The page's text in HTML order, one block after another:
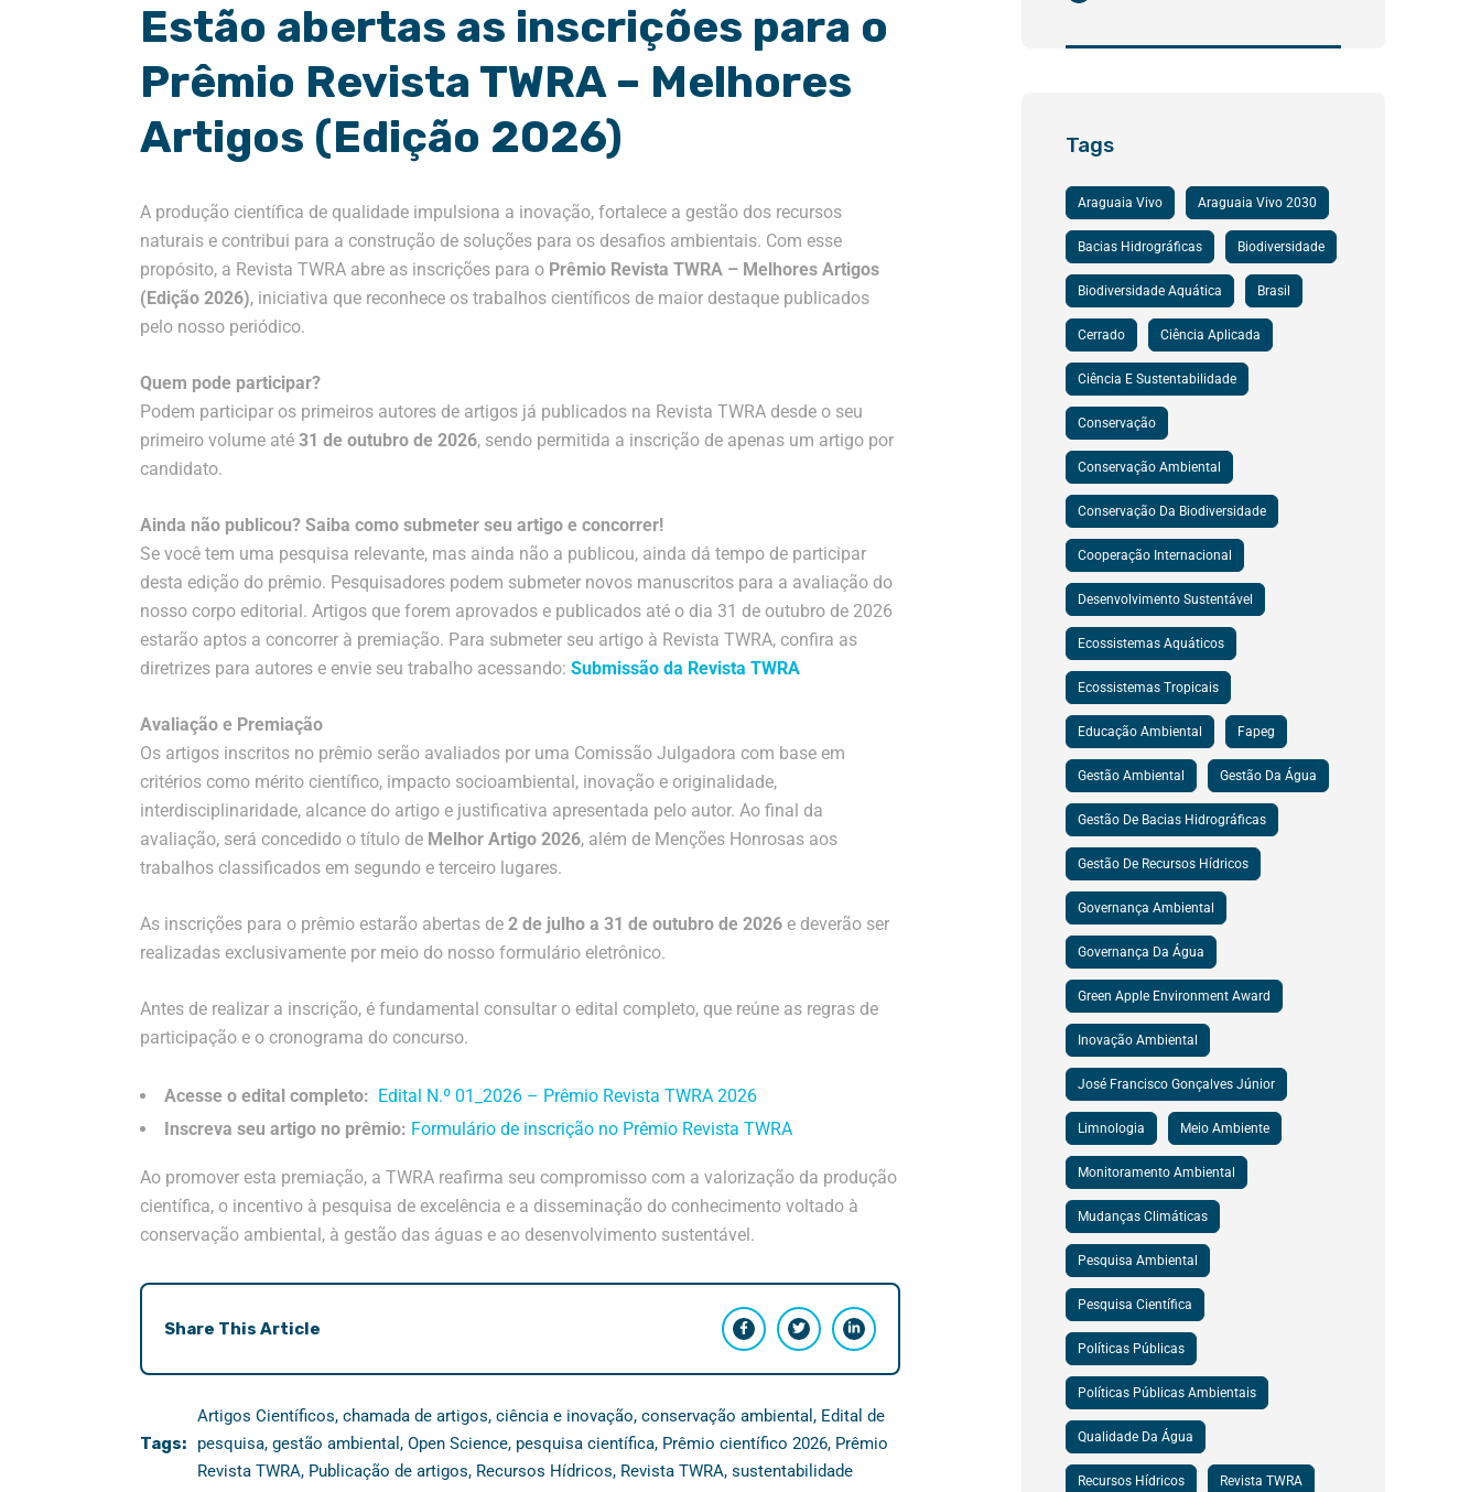
Estão abertas as inscrições para o
Prêmio Revista TWRA – Melhores
Artigos (Edição 2026)
A produção científica de qualidade impulsiona a inovação, fortalece a gestão dos recursos
naturais e contribui para a construção de soluções para os desafios ambientais. Com esse
propósito, a Revista TWRA abre as inscrições para o Prêmio Revista TWRA – Melhores Artigos
(Edição 2026), iniciativa que reconhece os trabalhos científicos de maior destaque publicados
pelo nosso periódico.
Quem pode participar?
Podem participar os primeiros autores de artigos já publicados na Revista TWRA desde o seu
primeiro volume até 31 de outubro de 2026, sendo permitida a inscrição de apenas um artigo por
candidato.
Ainda não publicou? Saiba como submeter seu artigo e concorrer!
Se você tem uma pesquisa relevante, mas ainda não a publicou, ainda dá tempo de participar
desta edição do prêmio. Pesquisadores podem submeter novos manuscritos para a avaliação do
nosso corpo editorial. Artigos que forem aprovados e publicados até o dia 31 de outubro de 2026
estarão aptos a concorrer à premiação. Para submeter seu artigo à Revista TWRA, confira as
diretrizes para autores e envie seu trabalho acessando: Submissão da Revista TWRA
Avaliação e Premiação
Os artigos inscritos no prêmio serão avaliados por uma Comissão Julgadora com base em
critérios como mérito científico, impacto socioambiental, inovação e originalidade,
interdisciplinaridade, alcance do artigo e justificativa apresentada pelo autor. Ao final da
avaliação, será concedido o título de Melhor Artigo 2026, além de Menções Honrosas aos
trabalhos classificados em segundo e terceiro lugares.
As inscrições para o prêmio estarão abertas de 2 de julho a 31 de outubro de 2026 e deverão ser
realizadas exclusivamente por meio do nosso formulário eletrônico.
Antes de realizar a inscrição, é fundamental consultar o edital completo, que reúne as regras de
participação e o cronograma do concurso.
Acesse o edital completo: Edital N.º 01_2026 – Prêmio Revista TWRA 2026
Inscreva seu artigo no prêmio: Formulário de inscrição no Prêmio Revista TWRA
Ao promover esta premiação, a TWRA reafirma seu compromisso com a valorização da produção
científica, o incentivo à pesquisa de excelência e a disseminação do conhecimento voltado à
conservação ambiental, à gestão das águas e ao desenvolvimento sustentável.
Share This Article
Tags:
Artigos Científicos, chamada de artigos, ciência e inovação, conservação ambiental , Edital de
pesquisa, gestão ambiental , Open Science, pesquisa científica, Prêmio científico 2026, Prêmio
Revista TWRA, Publicação de artigos, Recursos Hídricos, Revista TWRA, sustentabilidade
Tags
Araguaia Vivo Araguaia Vivo 2030
Bacias Hidrográficas Biodiversidade
Biodiversidade Aquática Brasil
Cerrado Ciência Aplicada
Ciência E Sustentabilidade
Conservação
Conservação Ambiental
Conservação Da Biodiversidade
Cooperação Internacional
Desenvolvimento Sustentável
Ecossistemas Aquáticos
Ecossistemas Tropicais
Educação Ambiental Fapeg
Gestão Ambiental Gestão Da Água
Gestão De Bacias Hidrográficas
Gestão De Recursos Hídricos
Governança Ambiental
Governança Da Água
Green Apple Environment Award
Inovação Ambiental
José Francisco Gonçalves Júnior
Limnologia Meio Ambiente
Monitoramento Ambiental
Mudanças Climáticas
Pesquisa Ambiental
Pesquisa Científica
Políticas Públicas
Políticas Públicas Ambientais
Qualidade Da Água
Recursos Hídricos Revista TWRA